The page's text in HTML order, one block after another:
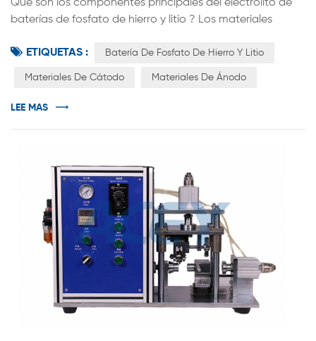
Qué son los componentes principales del electrolito de
baterías de fosfato de hierro y litio ? Los materiales
hierro y litio incluir materiales de cátodo, materiales de
ánodo, electrolitos y separadores . en términos de
productor y mercado de electrolitos. La industria está
ETIQUETAS : Batería De Fosfato De Hierro Y Litio
Materiales De Cátodo Materiales De Ánodo
LEE MAS